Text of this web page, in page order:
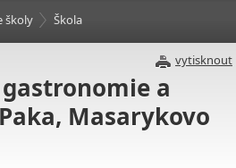
školy Škola
vytisknout
a
Masarykovo